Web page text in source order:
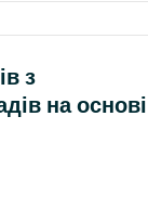
з
на основі